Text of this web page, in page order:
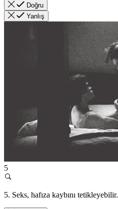
Doğru
Yanlış
5
5. Seks, hafıza kaybını tetikleyebilir.